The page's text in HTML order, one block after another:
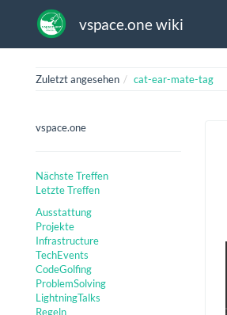
vspace.one wiki
Zuletzt angesehen cat-ear-mate-tag
vspace.one
Nächste Treffen
Letzte Treffen
Ausstattung
Projekte
Infrastructure
TechEvents
CodeGolfing
ProblemSolving
LightningTalks
Regeln